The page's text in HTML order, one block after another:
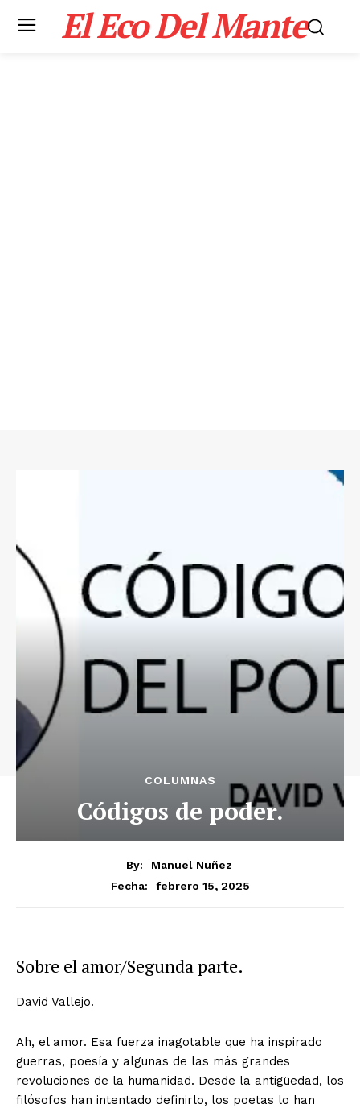
El Eco Del Mante
COLUMNAS
Códigos de poder.
By:
Manuel Nuñez
Fecha:
febrero 15, 2025
Sobre el amor/Segunda parte.
David Vallejo.
Ah, el amor. Esa fuerza inagotable que ha inspirado
guerras, poesía y algunas de las más grandes
revoluciones de la humanidad. Desde la antigüedad, los
filósofos han intentado definirlo, los poetas lo han